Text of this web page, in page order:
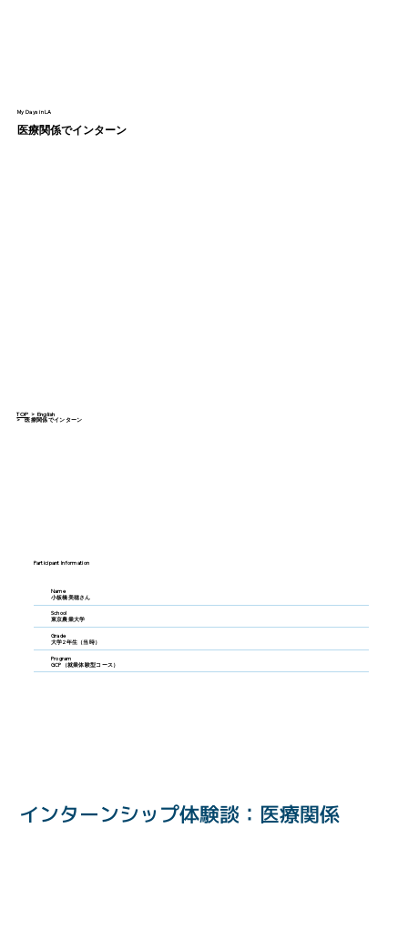
My Days in LA
医療関係でインターン
TOP > English
> 医療関係でインターン
Participant Information
Name
小板橋美穂さん
School
東京農業大学
Grade
大学2年生（当時）
Program
GCP（就業体験型コース）
インターンシップ体験談：医療関係